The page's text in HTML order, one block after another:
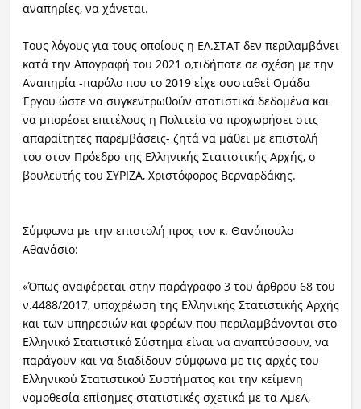
αναπηρίες, να χάνεται.
Τους λόγους για τους οποίους η ΕΛ.ΣΤΑΤ δεν περιλαμβάνει
κατά την Απογραφή του 2021 ο,τιδήποτε σε σχέση με την
Αναπηρία -παρόλο που το 2019 είχε συσταθεί Ομάδα
Έργου ώστε να συγκεντρωθούν στατιστικά δεδομένα και
να μπορέσει επιτέλους η Πολιτεία να προχωρήσει στις
απαραίτητες παρεμβάσεις- ζητά να μάθει με επιστολή
του στον Πρόεδρο της Ελληνικής Στατιστικής Αρχής, ο
βουλευτής του ΣΥΡΙΖΑ, Χριστόφορος Βερναρδάκης.
Σύμφωνα με την επιστολή προς τον κ. Θανόπουλο
Αθανάσιο:
«Όπως αναφέρεται στην παράγραφο 3 του άρθρου 68 του
ν.4488/2017, υποχρέωση της Ελληνικής Στατιστικής Αρχής
και των υπηρεσιών και φορέων που περιλαμβάνονται στο
Ελληνικό Στατιστικό Σύστημα είναι να αναπτύσσουν, να
παράγουν και να διαδίδουν σύμφωνα με τις αρχές του
Ελληνικού Στατιστικού Συστήματος και την κείμενη
νομοθεσία επίσημες στατιστικές σχετικά με τα ΑμεΑ,